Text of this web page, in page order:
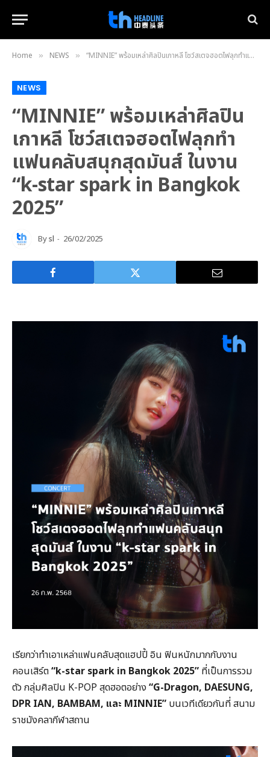
Home » NEWS » “MINNIE” พร้อมเหล่าศิลปินเกาหลี โชว์สเตจฮอตไฟลุกทำแฟนคลับสนุกสุดมันส์ ในงาน “k-star spark in Bangkok 2025”
NEWS
“MINNIE” พร้อมเหล่าศิลปิน
เกาหลี โชว์สเตจฮอตไฟลุกทำ
แฟนคลับสนุกสุดมันส์ ในงาน
“k-star spark in Bangkok
2025”
Bysl 26/02/2025
เรียกว่าทำเอาเหล่าแฟนคลับสุดแฮปปี้ อิน ฟินหนักมากกับงาน
คอนเสิร์ต“k-star spark in Bangkok 2025” ที่เป็นการรวม
ตัว กลุ่มศิลปิน K-POP สุดฮอตอย่าง “G-Dragon, DAESUNG,
DPR IAN, BAMBAM, และ MINNIE” บนเวทีเดียวกันที่ สนาม
ราชมังคลากีฬาสถาน